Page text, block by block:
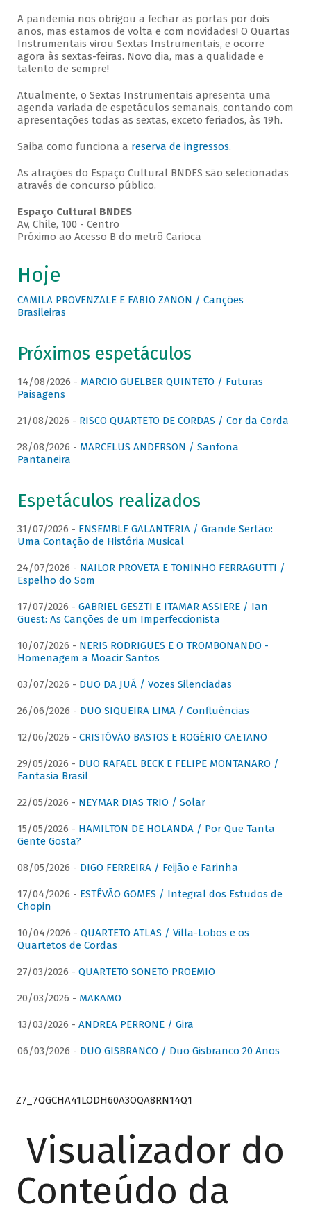
A pandemia nos obrigou a fechar as portas por dois
anos, mas estamos de volta e com novidades! O Quartas
Instrumentais virou Sextas Instrumentais, e ocorre
agora às sextas-feiras. Novo dia, mas a qualidade e
talento de sempre!
Atualmente, o Sextas Instrumentais apresenta uma
agenda variada de espetáculos semanais, contando com
apresentações todas as sextas, exceto feriados, às 19h.
Saiba como funciona a reserva de ingressos.
As atrações do Espaço Cultural BNDES são selecionadas
através de concurso público.
Espaço Cultural BNDES
Av, Chile, 100 - Centro
Próximo ao Acesso B do metrô Carioca
Hoje
CAMILA PROVENZALE E FABIO ZANON / Canções
Brasileiras
Próximos espetáculos
14/08/2026 - MARCIO GUELBER QUINTETO / Futuras
Paisagens
21/08/2026 - RISCO QUARTETO DE CORDAS / Cor da Corda
28/08/2026 - MARCELUS ANDERSON / Sanfona
Pantaneira
Espetáculos realizados
31/07/2026 - ENSEMBLE GALANTERIA / Grande Sertão:
Uma Contação de História Musical
24/07/2026 - NAILOR PROVETA E TONINHO FERRAGUTTI /
Espelho do Som
17/07/2026 - GABRIEL GESZTI E ITAMAR ASSIERE / Ian
Guest: As Canções de um Imperfeccionista
10/07/2026 - NERIS RODRIGUES E O TROMBONANDO -
Homenagem a Moacir Santos
03/07/2026 - DUO DA JUÁ / Vozes Silenciadas
26/06/2026 - DUO SIQUEIRA LIMA / Confluências
12/06/2026 - CRISTÓVÃO BASTOS E ROGÉRIO CAETANO
29/05/2026 - DUO RAFAEL BECK E FELIPE MONTANARO /
Fantasia Brasil
22/05/2026 - NEYMAR DIAS TRIO / Solar
15/05/2026 - HAMILTON DE HOLANDA / Por Que Tanta
Gente Gosta?
08/05/2026 - DIGO FERREIRA / Feijão e Farinha
17/04/2026 - ESTÊVÃO GOMES / Integral dos Estudos de
Chopin
10/04/2026 - QUARTETO ATLAS / Villa-Lobos e os
Quartetos de Cordas
27/03/2026 - QUARTETO SONETO PROEMIO
20/03/2026 - MAKAMO
13/03/2026 - ANDREA PERRONE / Gira
06/03/2026 - DUO GISBRANCO / Duo Gisbranco 20 Anos
Z7_7QGCHA41LODH60A3OQA8RN14Q1
Visualizador do
Conteúdo da